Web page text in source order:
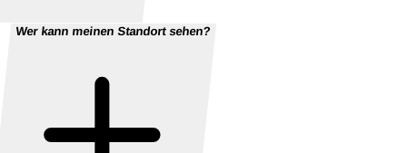
Wer kann meinen Standort sehen?